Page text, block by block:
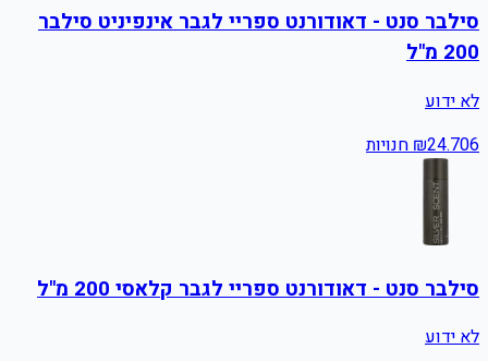
סילבר סנט - דאודורנט ספריי לגבר אינפיניט סילבר
200 מ"ל
לא ידוע
₪24.706 חנויות
סילבר סנט - דאודורנט ספריי לגבר קלאסי 200 מ"ל
לא ידוע